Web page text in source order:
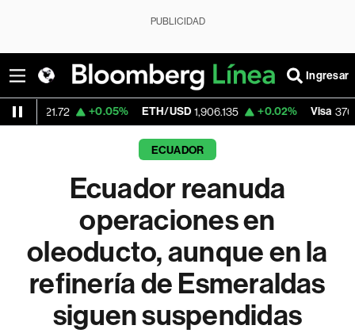
PUBLICIDAD
Ingresar
+0.05% ETH/USD 1,906.135 +0.02% Visa 370.47
ECUADOR
Ecuador reanuda
operaciones en
oleoducto, aunque en la
refinería de Esmeraldas
siguen suspendidas